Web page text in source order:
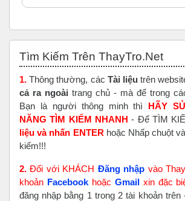
Tìm Kiếm Trên ThayTro.Net
1. Thông thường, các Tài liệu trên
cả ra ngoài trang chủ - mà để trong
Bạn là người thông minh thì HÃY
NĂNG TÌM KIẾM NHANH - Để TÌM
liệu và nhấn ENTER hoặc Nhấp chuột
kiếm!!!
2. Đối với KHÁCH Đăng nhập vào
khoản Facebook hoặc Gmailxin đặc
đăng nhập bằng 1 trong 2 tài khoản